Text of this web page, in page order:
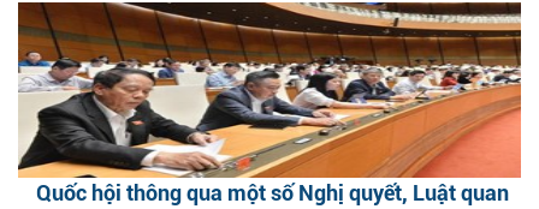
Quốc hội thông qua một số Nghị quyết, Luật quan